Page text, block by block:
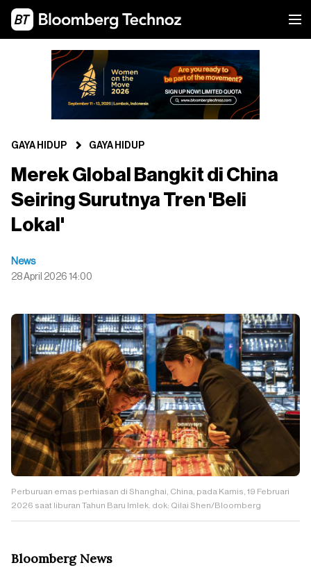
GAYA HIDUP GAYA HIDUP
Merek Global Bangkit di China
Seiring Surutnya Tren 'Beli
Lokal'
News
28 April 2026 14:00
Perburuan emas perhiasan di Shanghai, China, pada Kamis, 19 Februari
2026 saat liburan Tahun Baru Imlek. dok: Qilai Shen/Bloomberg
Bloomberg News